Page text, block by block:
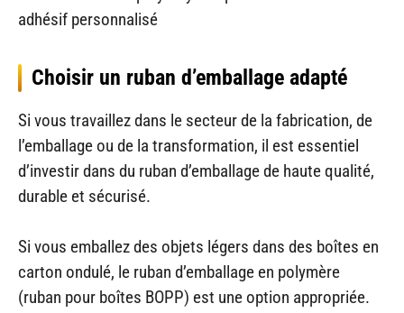
adhésif personnalisé
Choisir un ruban d’emballage adapté
Si vous travaillez dans le secteur de la fabrication, de
l’emballage ou de la transformation, il est essentiel
d’investir dans du ruban d’emballage de haute qualité,
durable et sécurisé.
Si vous emballez des objets légers dans des boîtes en
carton ondulé, le ruban d’emballage en polymère
(ruban pour boîtes BOPP) est une option appropriée.